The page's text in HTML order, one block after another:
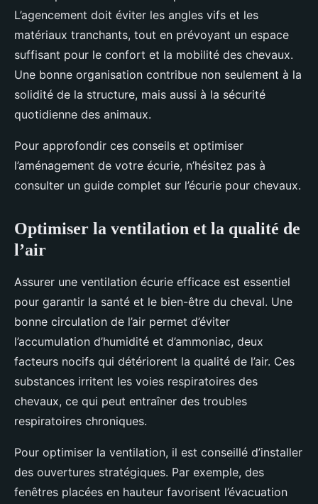
L’agencement doit éviter les angles vifs et les
matériaux tranchants, tout en prévoyant un espace
suffisant pour le confort et la mobilité des chevaux.
Une bonne organisation contribue non seulement à la
solidité de la structure, mais aussi à la sécurité
quotidienne des animaux.
Pour approfondir ces conseils et optimiser
l’aménagement de votre écurie, n’hésitez pas à
consulter un guide complet sur l’écurie pour chevaux.
Optimiser la ventilation et la qualité de
l’air
Assurer une ventilation écurie efficace est essentiel
pour garantir la santé et le bien-être du cheval. Une
bonne circulation de l’air permet d’éviter
l’accumulation d’humidité et d’ammoniac, deux
facteurs nocifs qui détériorent la qualité de l’air. Ces
substances irritent les voies respiratoires des
chevaux, ce qui peut entraîner des troubles
respiratoires chroniques.
Pour optimiser la ventilation, il est conseillé d’installer
des ouvertures stratégiques. Par exemple, des
fenêtres placées en hauteur favorisent l’évacuation